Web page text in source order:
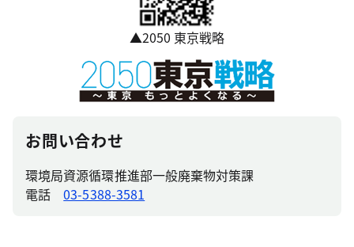
▲2050 東京戦略
お問い合わせ
環境局資源循環推進部一般廃棄物対策課
電話03-5388-3581